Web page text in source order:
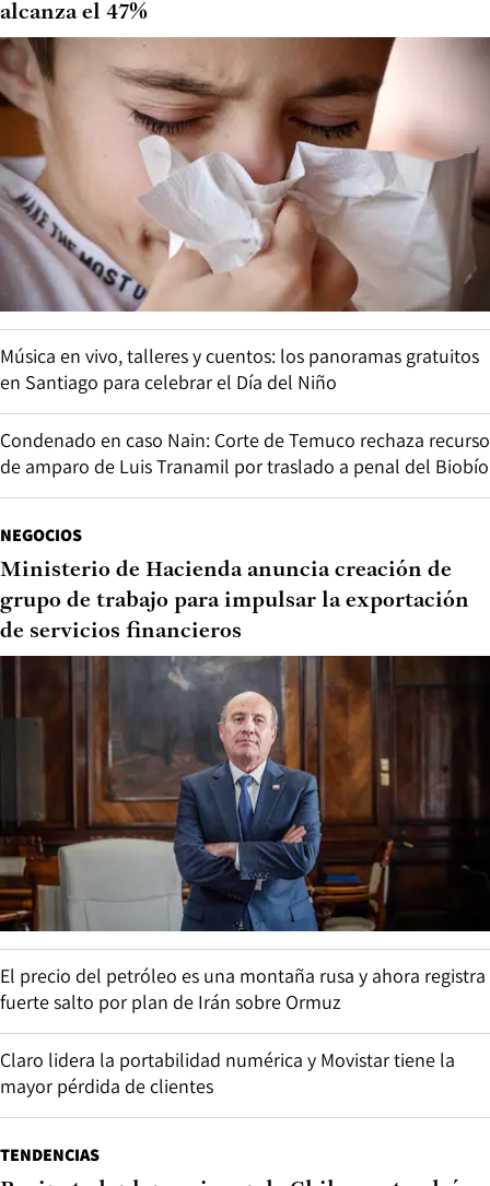
alcanza el 47%
Música en vivo, talleres y cuentos: los panoramas gratuitos
en Santiago para celebrar el Día del Niño
Condenado en caso Nain: Corte de Temuco rechaza recurso
de amparo de Luis Tranamil por traslado a penal del Biobío
NEGOCIOS
Ministerio de Hacienda anuncia creación de
grupo de trabajo para impulsar la exportación
de servicios financieros
El precio del petróleo es una montaña rusa y ahora registra
fuerte salto por plan de Irán sobre Ormuz
Claro lidera la portabilidad numérica y Movistar tiene la
mayor pérdida de clientes
TENDENCIAS